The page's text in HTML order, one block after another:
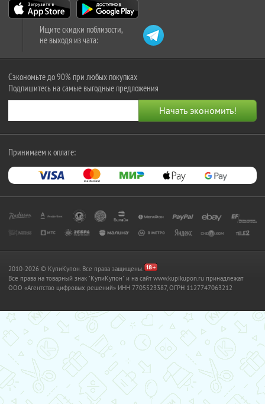
Ищите скидки поблизости,
не выходя из чата:
Сэкономьте до 90% при любых покупках
Подпишитесь на самые выгодные предложения
Принимаем к оплате:
2010-2026 © КупиКупон. Все права защищены.
Все права на товарный знак "КупиКупон" и на сайт www.kupikupon.ru принадлежат
OOO «Агентство цифровых решений» ИНН 7705523387, ОГРН 1127747063212